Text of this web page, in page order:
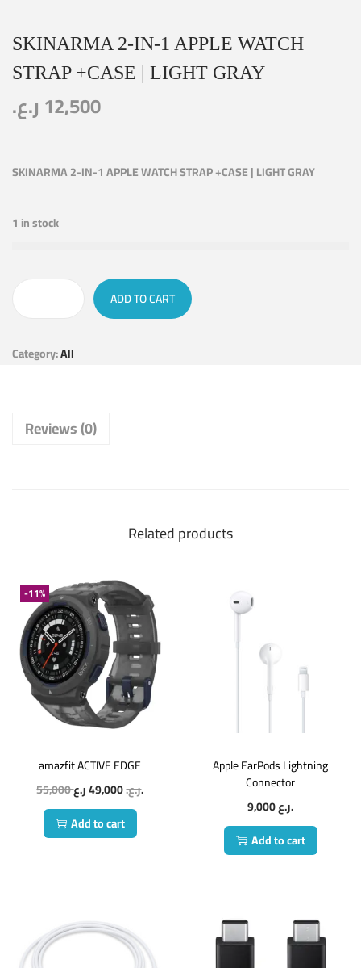
SKINARMA 2-IN-1 APPLE WATCH
STRAP +CASE | LIGHT GRAY
12,500 ر.ع.
SKINARMA 2-IN-1 APPLE WATCH STRAP +CASE | LIGHT GRAY
1 in stock
ADD TO CART
Category:All
Reviews (0)
Related products
-11%
amazfit ACTIVE EDGE
55,000
ر.ع.49,000
ر.ع.
Add to cart
Apple EarPods Lightning
Connector
9,000
ر.ع.
Add to cart